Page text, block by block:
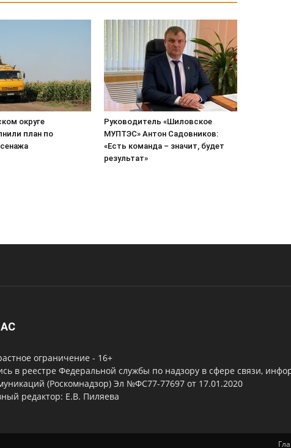
округе
план по
Руководитель «Шиловское
МУПТЭС» Антон Садовников:
«Есть команда – значит, будет
результат»
ограничение - 16+
в реестре Федеральной службы по надзору в сфере связи,
(Роскомнадзор) Эл №ФС77-77697 от 17.01.2020
редактор: Е.В. Пиляева